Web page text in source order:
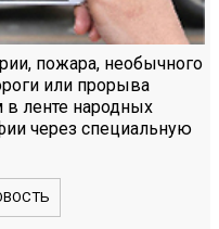
пожара, необычного
или прорыва
в ленте народных
через специальную